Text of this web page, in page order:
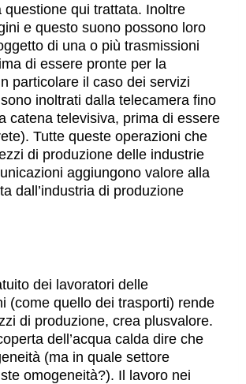
questione qui trattata. Inoltre
e questo suono possono loro
di una o più trasmissioni
di essere pronte per la
particolare il caso dei servizi
inoltrati dalla telecamera fino
catena televisiva, prima di essere
Tutte queste operazioni che
di produzione delle industrie
aggiungono valore alla
dall’industria di produzione
dei lavoratori delle
(come quello dei trasporti) rende
di produzione, crea plusvalore.
dell’acqua calda dire che
(ma in quale settore
omogeneità?). Il lavoro nei